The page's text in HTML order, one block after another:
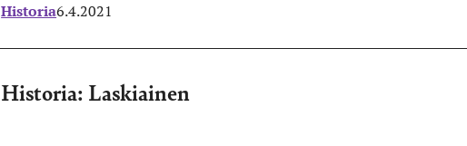
Historia6.4.2021
Historia: Laskiainen